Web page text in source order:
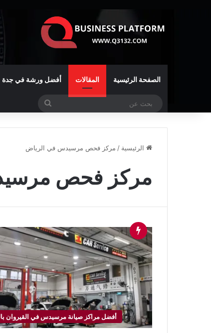
الصفحة الرئيسية المقالات أفضل ورشة في جدة
الرئيسية / مركز فحص مرسيدس في الرياض
مركز فحص
أفضل مراكز صيانة مرسيدس في القيروان